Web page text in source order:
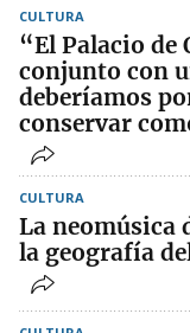
CULTURA
“El Palacio
conjunto con
deberíamos
conservar
CULTURA
La neomúsica
la geografía